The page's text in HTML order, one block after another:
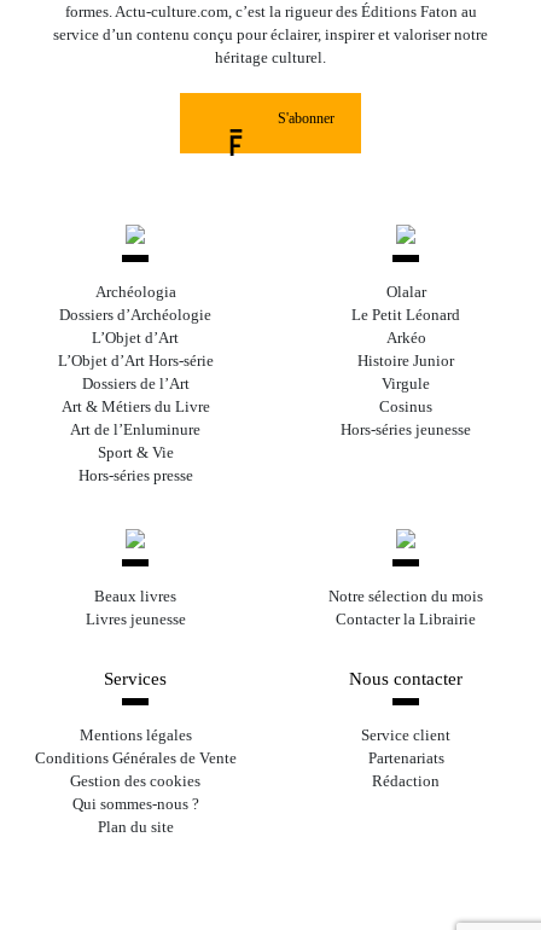
formes. Actu-culture.com, c’est la rigueur des Éditions Faton au
service d’un contenu conçu pour éclairer, inspirer et valoriser notre
héritage culturel.
S'abonner
Archéologia
Dossiers d’Archéologie
L’Objet d’Art
L’Objet d’Art Hors-série
Dossiers de l’Art
Art & Métiers du Livre
Art de l’Enluminure
Sport & Vie
Hors-séries presse
Olalar
Le Petit Léonard
Arkéo
Histoire Junior
Virgule
Cosinus
Hors-séries jeunesse
Beaux livres
Livres jeunesse
Notre sélection du mois
Contacter la Librairie
Services
Mentions légales
Conditions Générales de Vente
Gestion des cookies
Qui sommes-nous ?
Plan du site
Nous contacter
Service client
Partenariats
Rédaction